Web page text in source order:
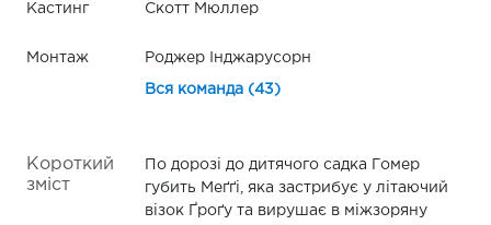
Кастинг Скотт Мюллер
Монтаж Роджер Інджарусорн
Вся команда (43)
Короткий
зміст
По дорозі до дитячого садка Гомер
губить Меґґі, яка застрибує у літаючий
візок Ґроґу та вирушає в міжзоряну